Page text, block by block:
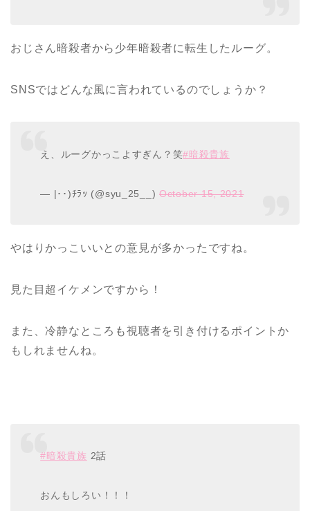
おじさん暗殺者から少年暗殺者に転生したルーグ。
SNSではどんな風に言われているのでしょうか？
え、ルーグかっこよすぎん？笑#暗殺貴族
— |･･)ﾁﾗｯ (@syu_25__)October 15, 2021
やはりかっこいいとの意見が多かったですね。
見た目超イケメンですから！
また、冷静なところも視聴者を引き付けるポイントか
もしれませんね。
#暗殺貴族 2話
おんもしろい！！！